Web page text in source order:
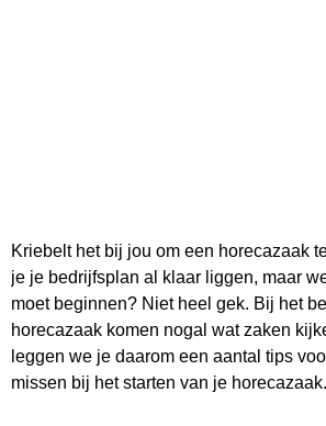
Kriebelt het bij jou om een horecazaak
je je bedrijfsplan al klaar liggen, maar
moet beginnen? Niet heel gek. Bij het
horecazaak komen nogal wat zaken
leggen we je daarom een aantal tips
missen bij het starten van je horecazaak.